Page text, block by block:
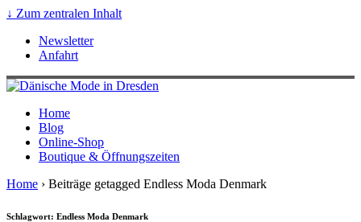
↓ Zum zentralen Inhalt
Newsletter
Anfahrt
Home
Blog
Online-Shop
Boutique & Öffnungszeiten
Home › Beiträge getagged Endless Moda Denmark
Schlagwort: Endless Moda Denmark